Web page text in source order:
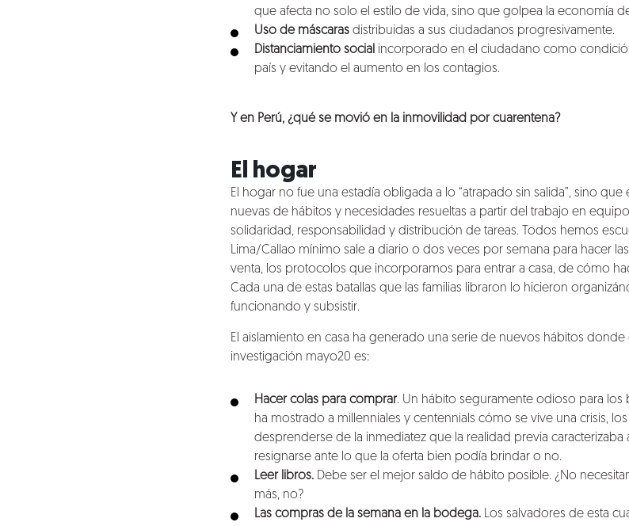
que afecta no solo el estilo de vida, sino que golpea la economía
Uso de máscaras distribuidas a sus ciudadanos progresivamente.
Distanciamiento social incorporado en el ciudadano como
país y evitando el aumento en los contagios.
Y en Perú, ¿qué se movió en la inmovilidad por cuarentena?
El hogar
El hogar no fue una estadía obligada a lo “atrapado sin salida”, sino
nuevas de hábitos y necesidades resueltas a partir del trabajo en
solidaridad, responsabilidad y distribución de tareas. Todos hemos
Lima/Callao mínimo sale a diario o dos veces por semana para hacer
venta, los protocolos que incorporamos para entrar a casa, de cómo
Cada una de estas batallas que las familias libraron lo hicieron
funcionando y subsistir.
El aislamiento en casa ha generado una serie de nuevos hábitos
investigación mayo20 es:
Hacer colas para comprar. Un hábito seguramente odioso para
ha mostrado a millenniales y centennials cómo se vive una crisis,
desprenderse de la inmediatez que la realidad previa caracterizaba
resignarse ante lo que la oferta bien podía brindar o no.
Leer libros. Debe ser el mejor saldo de hábito posible. ¿No
más, no?
Las compras de la semana en la bodega. Los salvadores de esta